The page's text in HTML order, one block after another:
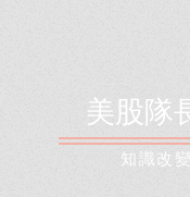
美股隊
知識改